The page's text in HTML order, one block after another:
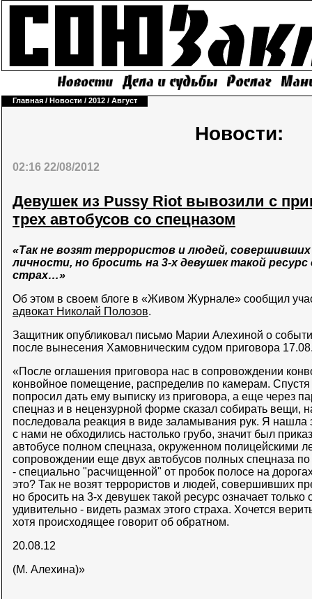
Главная / Новости / 2012 / Август
Новости:
02:16 22/08/2012
Девушек из Pussy Riot вывозили с
трех автобусов со спецназом
«Так не возят террористов и людей,
личности, но бросить на 3-х девушек такой
страх…»
Об этом в своем блоге в «Живом Журнале» сообщил
адвокат Николай Полозов.
Защитник опубликовал письмо Марии Алехиной о
после вынесения Хамовническим судом приговора
«После оглашения приговора нас в сопровождении
конвойное помещение, распределив по камерам.
попросил дать ему выписку из приговора, а еще через
спецназ и в нецензурной форме сказал собирать вещи,
последовала реакция в виде заламывания рук. Я нашла
с нами не обходились настолько грубо, значит был
автобусе полном спецназа, окруженном полицейскими
сопровождении еще двух автобусов полных спецназа
- специально "расчищенной" от пробок полосе на
это? Так не возят террористов и людей, совершивших
но бросить на 3-х девушек такой ресурс означает только
удивительно - видеть размах этого страха. Хочется
хотя происходящее говорит об обратном.
20.08.12
(М. Алехина)»